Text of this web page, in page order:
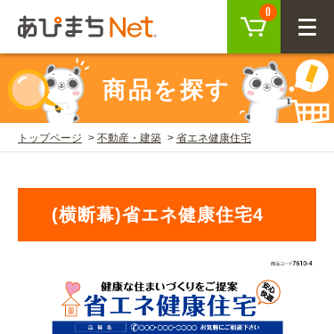
0
CLOSE
ログイン
会員登録
商品を探す
SEARCH
KEYWORD
ご利用ガイド
USER GUIDE
商品を探す
トップページ 不動産・建築 省エネ健康住宅
(横断幕)省エネ健康住宅4